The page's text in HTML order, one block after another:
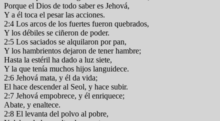
Porque el Dios de todo saber es Jehová,
Y a él toca el pesar las acciones.
2:4 Los arcos de los fuertes fueron quebrados,
Y los débiles se ciñeron de poder.
2:5 Los saciados se alquilaron por pan,
Y los hambrientos dejaron de tener hambre;
Hasta la estéril ha dado a luz siete,
Y la que tenía muchos hijos languidece.
2:6 Jehová mata, y él da vida;
El hace descender al Seol, y hace subir.
2:7 Jehová empobrece, y él enriquece;
Abate, y enaltece.
2:8 El levanta del polvo al pobre,